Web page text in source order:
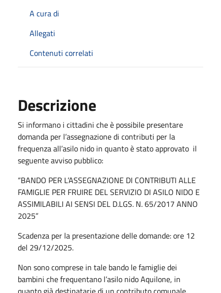
A cura di
Allegati
Contenuti correlati
Descrizione
Si informano i cittadini che è possibile presentare
domanda per l’assegnazione di contributi per la
frequenza all’asilo nido in quanto è stato approvato il
seguente avviso pubblico:
“BANDO PER L’ASSEGNAZIONE DI CONTRIBUTI ALLE
FAMIGLIE PER FRUIRE DEL SERVIZIO DI ASILO NIDO E
ASSIMILABILI AI SENSI DEL D.LGS. N. 65/2017 ANNO
2025”
Scadenza per la presentazione delle domande: ore 12
del 29/12/2025.
Non sono comprese in tale bando le famiglie dei
bambini che frequentano l’asilo nido Aquilone, in